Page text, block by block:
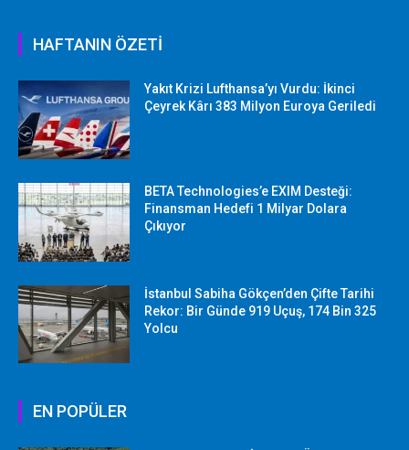
HAFTANIN ÖZETİ
Yakıt Krizi Lufthansa’yı Vurdu: İkinci
Çeyrek Kârı 383 Milyon Euroya Geriledi
BETA Technologies’e EXIM Desteği:
Finansman Hedefi 1 Milyar Dolara
Çıkıyor
İstanbul Sabiha Gökçen’den Çifte Tarihi
Rekor: Bir Günde 919 Uçuş, 174 Bin 325
Yolcu
EN POPÜLER